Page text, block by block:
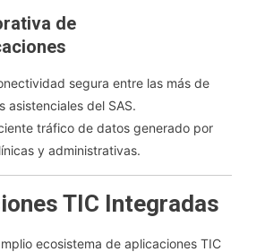
de
segura entre las más de
asistenciales del SAS.
tráfico de datos generado por
y administrativas.
TIC Integradas
ecosistema de aplicaciones TIC